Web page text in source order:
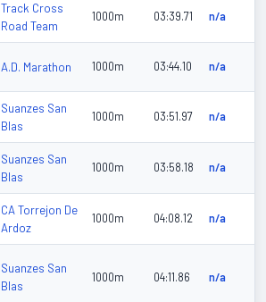
Track Cross
Road Team
1000m 03:39.71 n/a
A.D. Marathon 1000m 03:44.10 n/a
Suanzes San
Blas
1000m 03:51.97 n/a
Suanzes San
Blas
1000m 03:58.18 n/a
CA Torrejon De
Ardoz
1000m 04:08.12 n/a
Suanzes San
Blas
1000m 04:11.86 n/a